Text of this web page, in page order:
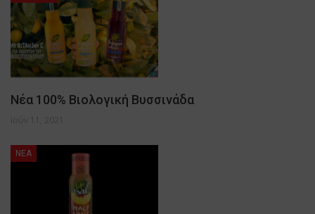
Νέα 100% Βιολογική Βυσσινάδα
Ιούν 11, 2021
NEA